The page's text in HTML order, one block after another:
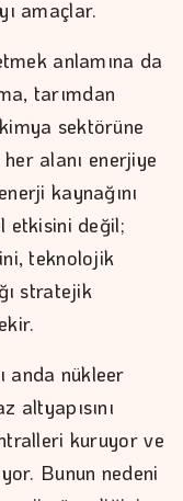
amaçlar.
anlamına da
tarımdan
sektörüne
alanı enerjiye
kaynağını
etkisini değil;
teknolojik
stratejik
anda nükleer
altyapısını
kuruyor ve
Bunun nedeni